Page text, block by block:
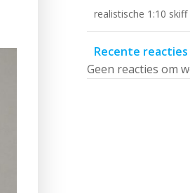
realistische 1:10 skiff
Recente reacties
Geen reacties om